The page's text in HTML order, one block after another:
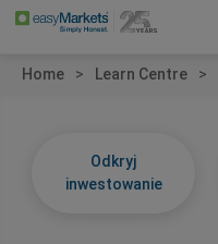
Home Learn Centre
Odkryj
inwestowanie